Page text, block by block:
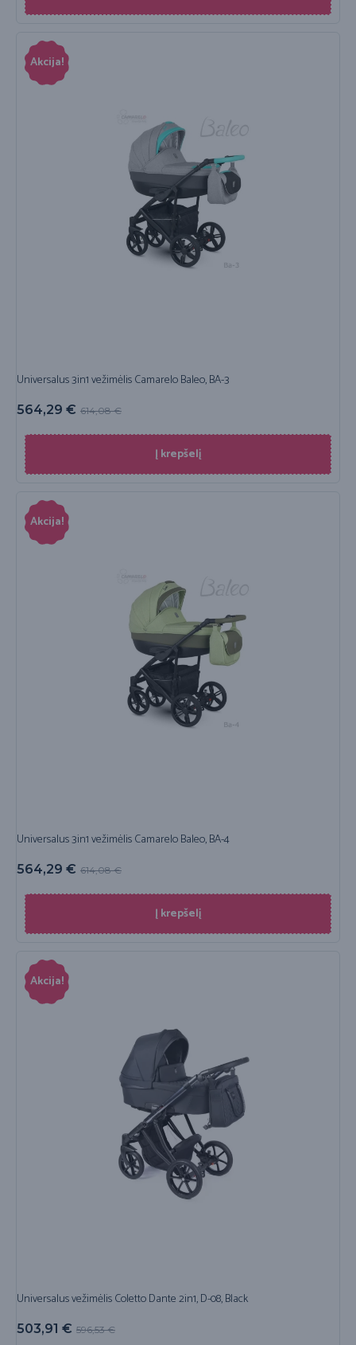
Akcija!
Universalus 3in1 vežimėlis Camarelo Baleo, BA-3
614,08€
564,29 €
Į krepšelį
Akcija!
Universalus 3in1 vežimėlis Camarelo Baleo, BA-4
614,08€
564,29 €
Į krepšelį
Akcija!
Universalus vežimėlis Coletto Dante 2in1, D-08, Black
596,53€
503,91 €